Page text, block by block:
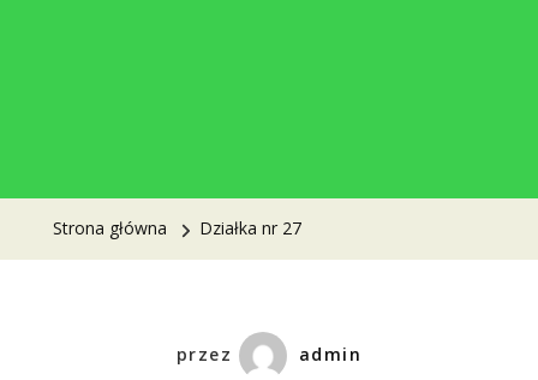
Strona główna Działka nr 27
przez admin